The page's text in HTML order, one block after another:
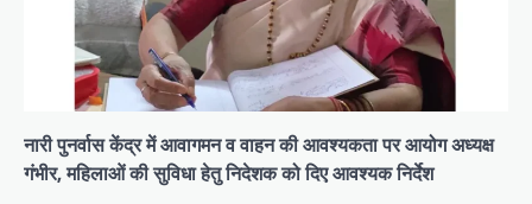
नारी पुनर्वास केंद्र में आवागमन व वाहन की आवश्यकता पर आयोग अध्यक्ष
गंभीर, महिलाओं की सुविधा हेतु निदेशक को दिए आवश्यक निर्देश